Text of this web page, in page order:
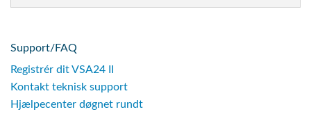
Support/FAQ
Registrér dit VSA24 II
Kontakt teknisk support
Hjælpecenter døgnet rundt